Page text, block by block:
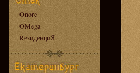
Onore
OMega
RезиденциЯ